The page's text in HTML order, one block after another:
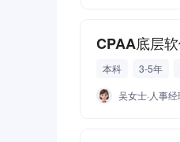
CPAA底层
本科 3-5年
性能调优与问题排
吴女士·人事